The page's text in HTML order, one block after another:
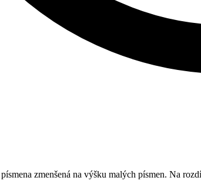
zmenšená na výšku malých písmen. Na